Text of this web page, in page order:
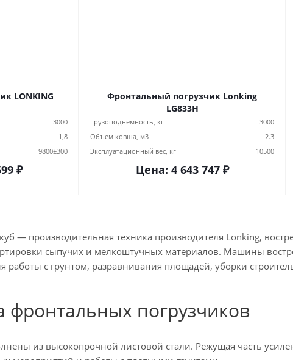
LONKING
3000
1,8
9800±300
₽
Фронтальный погрузчик Lonking
LG833H
Грузоподъемность, кг
3000
Объем ковша, м3
2.3
Эксплуатационный вес, кг
10500
Цена: 4 643 747₽
— производительная техника производителя Lonking,
сыпучих и мелкоштучных материалов. Машины
работы с грунтом, разравнивания площадей, уборки
фронтальных погрузчиков
из высокопрочной листовой стали. Режущая часть